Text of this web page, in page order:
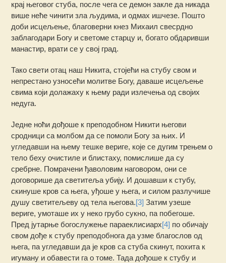
крај његовог стуба, после чега се демон закле да никада
више неће чинити зла људима, и одмах ишчезе. Пошто
доби исцељење, благоверни кнез Михаил свесрдно
заблагодари Богу и светоме старцу и, богато обдаривши
манастир, врати се у свој град.
Тако свети отац наш Никита, стојећи на стубу свом и
непрестано узносећи молитве Богу, даваше исцељење
свима који долажаху к њему ради излечења од својих
недуга.
Једне ноћи дођоше к преподобном Никити његови
сродници са молбом да се помоли Богу за њих. И
угледавши на њему тешке вериге, које се дугим трењем о
тело беху очистиле и блистаху, помислише да су
сребрне. Помрачени ђаволовим наговором, они се
договорише да светитеља убију. И дошавши к стубу,
скинуше кров са њега, уђоше у њега, и силом разлучише
душу светитељеву од тела његова.[3] Затим узеше
вериге, умоташе их у неко грубо сукно, па побегоше.
Пред јутарње богослужење параеклисиарх[4] по обичају
свом дође к стубу преподобнога да узме благослов од
њега, па угледавши да је кров са стуба скинут, похита к
игуману и обавести га о томе. Тада дођоше к стубу и